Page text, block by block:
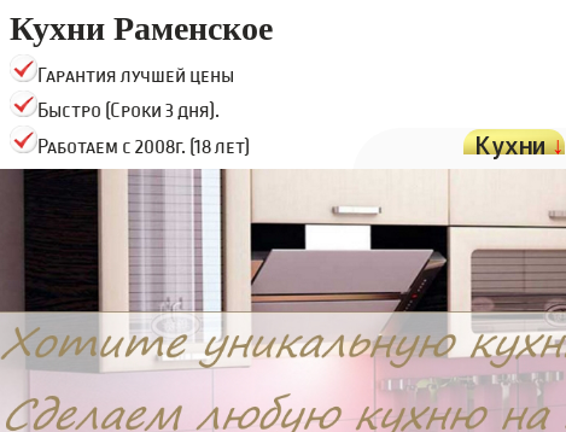
Кухни Раменское
Гарантия лучшей цены
Быстро (Сроки 3 дня).
Работаем с 2008г. (18 лет)
Кухни↓